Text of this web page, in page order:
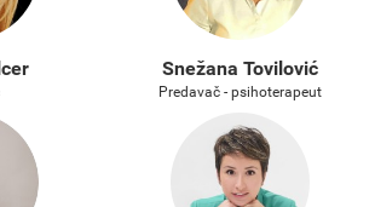
Snežana Tovilović
Predavač - psihoterapeut